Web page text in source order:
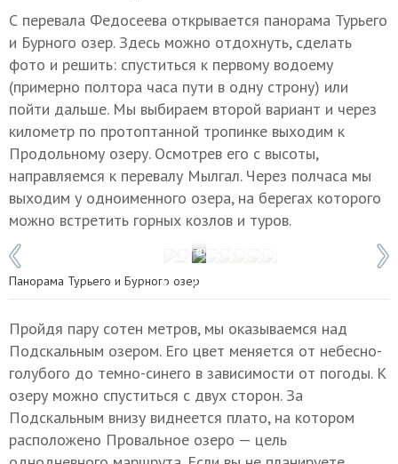
С перевала Федосеева открывается панорама Турьего
и Бурного озер. Здесь можно отдохнуть, сделать
фото и решить: спуститься к первому водоему
(примерно полтора часа пути в одну строну) или
пойти дальше. Мы выбираем второй вариант и через
километр по протоптанной тропинке выходим к
Продольному озеру. Осмотрев его с высоты,
направляемся к перевалу Мылгал. Через полчаса мы
выходим у одноименного озера, на берегах которого
можно встретить горных козлов и туров.
Фото: © Иван Губский/ТАСС
1 / 8
Панорама Турьего и Бурного озер
Пройдя пару сотен метров, мы оказываемся над
Подскальным озером. Его цвет меняется от небесно-
голубого до темно-синего в зависимости от погоды. К
озеру можно спуститься с двух сторон. За
Подскальным внизу виднеется плато, на котором
расположено Провальное озеро — цель